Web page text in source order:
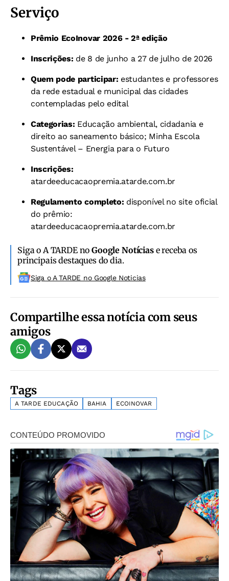
Serviço
Prêmio EcoInovar 2026 - 2ª edição
Inscrições: de 8 de junho a 27 de julho de 2026
Quem pode participar: estudantes e professores
da rede estadual e municipal das cidades
contempladas pelo edital
Categorias: Educação ambiental, cidadania e
direito ao saneamento básico; Minha Escola
Sustentável – Energia para o Futuro
Inscrições:
atardeeducacaopremia.atarde.com.br
Regulamento completo: disponível no site oficial
do prêmio:
atardeeducacaopremia.atarde.com.br
Siga o A TARDE noGoogle Notíciase receba os
principais destaques do dia.
Siga o A TARDE no Google Noticias
Compartilhe essa notícia com seus
amigos
Tags
A TARDE EDUCAÇÃO BAHIA ECOINOVAR